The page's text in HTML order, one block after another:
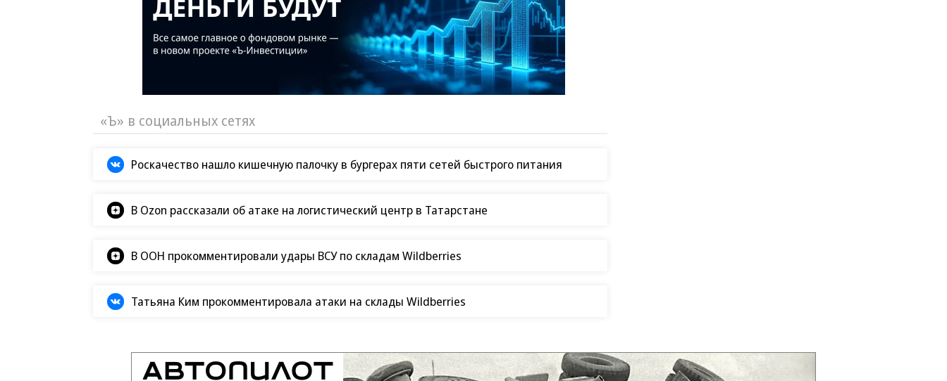
«Ъ» в социальных сетях
Роскачество нашло кишечную палочку в бургерах пяти сетей быстрого питания
В Ozon рассказали об атаке на логистический центр в Татарстане
В ООН прокомментировали удары ВСУ по складам Wildberries
Татьяна Ким прокомментировала атаки на склады Wildberries